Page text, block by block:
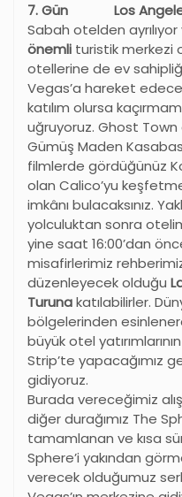
7.Gün Los Angeles
Sabah otelden
önemli turistik merkezi
otellerine de ev
Vegas’a hareket
katılım olursa
uğruyoruz. Ghost Town
Gümüş Maden
filmlerde gördüğünüz
olan Calico’yu
imkânı bulacaksınız.
yolculuktan sonra
yine saat 16:00’dan
misafirlerimiz
düzenleyecek olduğu
Turunakatılabilirler.
bölgelerinden
büyük otel
Strip’te yapacağımız
gidiyoruz.
Burada vereceğimiz
diğer durağımız The
tamamlanan ve kısa
Sphere’i yakından
verecek olduğumuz